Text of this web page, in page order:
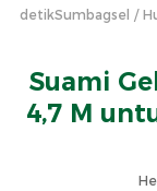
detikSumbagsel
Suami
4,7 M